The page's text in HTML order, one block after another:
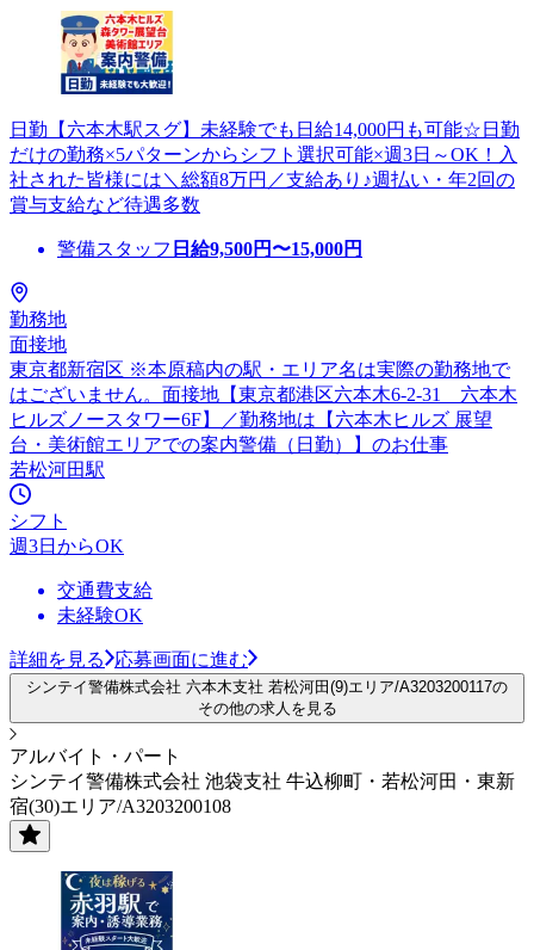
日勤【六本木駅スグ】未経験でも日給14,000円も可能☆日勤
だけの勤務×5パターンからシフト選択可能×週3日～OK！入
社された皆様には＼総額8万円／支給あり♪週払い・年2回の
賞与支給など待遇多数
警備スタッフ 日給9,500円〜15,000円
勤務地
面接地
東京都新宿区 ※本原稿内の駅・エリア名は実際の勤務地で
はございません。面接地【東京都港区六本木6-2-31 六本木
ヒルズノースタワー6F】／勤務地は【六本木ヒルズ 展望
台・美術館エリアでの案内警備（日勤）】のお仕事
若松河田駅
シフト
週3日からOK
交通費支給
未経験OK
詳細を見る 応募画面に進む
シンテイ警備株式会社 六本木支社 若松河田(9)エリア/A3203200117の
その他の求人を見る
アルバイト・パート
シンテイ警備株式会社 池袋支社 牛込柳町・若松河田・東新
宿(30)エリア/A3203200108